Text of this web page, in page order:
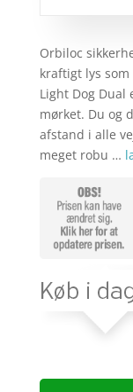
Orbiloc
kraftigt lys
Light Dog
mørket. Du og
afstand i alle
meget robu …